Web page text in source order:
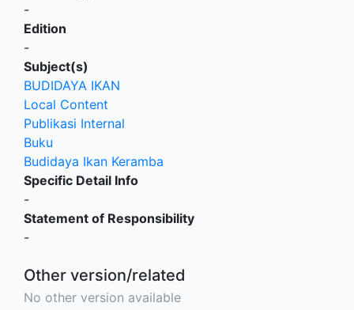
-
Edition
-
Subject(s)
BUDIDAYA IKAN
Local Content
Publikasi Internal
Buku
Budidaya Ikan Keramba
Specific Detail Info
-
Statement of Responsibility
-
Other version/related
No other version available